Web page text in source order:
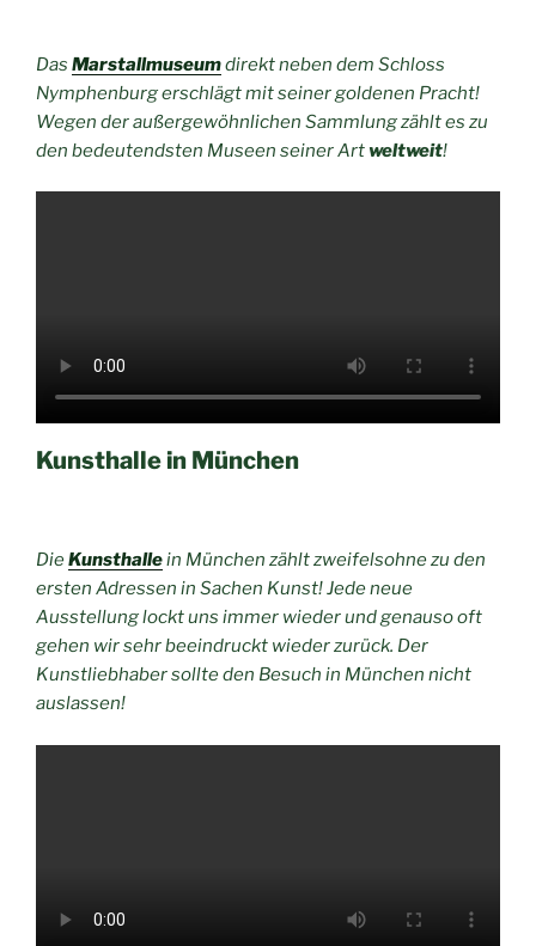
Das Marstallmuseumdirekt neben dem Schloss
Nymphenburg erschlägt mit seiner goldenen Pracht!
Wegen der außergewöhnlichen Sammlung zählt es zu
den bedeutendsten Museen seiner Artweltweit!
Kunsthalle in München
DieKunsthallein München zählt zweifelsohne zu den
ersten Adressen in Sachen Kunst! Jede neue
Ausstellung lockt uns immer wieder und genauso oft
gehen wir sehr beeindruckt wieder zurück. Der
Kunstliebhaber sollte den Besuch in München nicht
auslassen!